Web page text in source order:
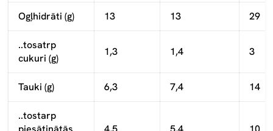
Ogļhidrāti (g) 13 13 29
..tosatrp
cukuri (g)
1,3 1,4 3
Tauki (g) 6,3 7,4 14
..tostarp